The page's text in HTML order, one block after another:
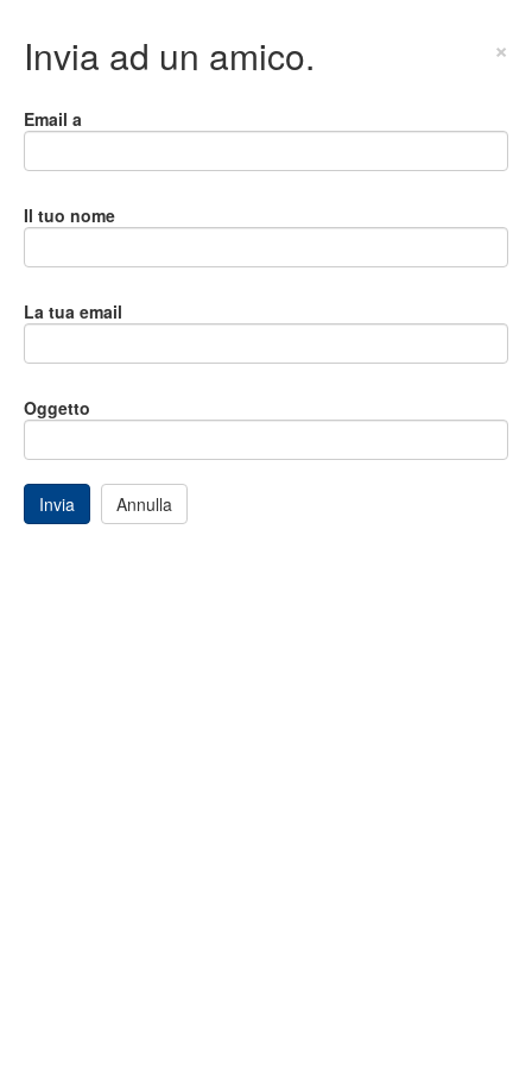
Invia ad un amico. ×
Email a
Il tuo nome
La tua email
Oggetto
Invia Annulla